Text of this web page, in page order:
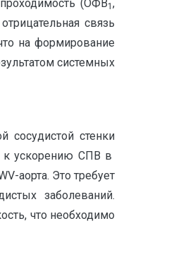
(ОФВ1 ,
связь
на формирование
системных
сосудистой стенки
к ускорению СПВ в
аорта. Это требует
заболеваний.
что необходимо